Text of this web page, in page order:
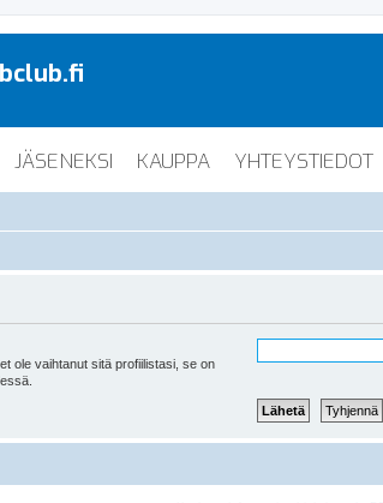
JÄSENEKSI KAUPPA YHTEYSTIEDOT
ole vaihtanut sitä profiilistasi, se on